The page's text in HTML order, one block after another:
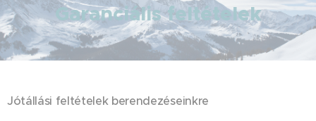
Garanciális feltételek
Jótállási feltételek berendezéseinkre